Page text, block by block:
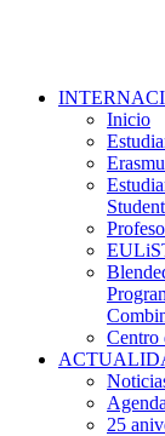
Inicio
Centro
Agenda
25